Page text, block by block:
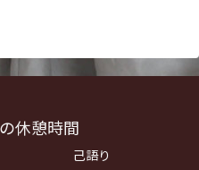
休憩時間
己語り